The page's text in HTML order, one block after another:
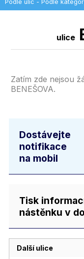
Podle ulic - Podle
ulice
Zatím zde nejsou
BENEŠOVA.
Dostávejte
notifikace
na mobil
Tisk
nástěnku v
Další ulice